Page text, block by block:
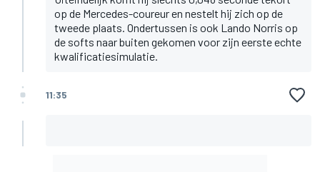
op de Mercedes-coureur en nestelt hij zich op de
tweede plaats. Ondertussen is ook Lando Norris op
de softs naar buiten gekomen voor zijn eerste echte
kwalificatiesimulatie.
11:35